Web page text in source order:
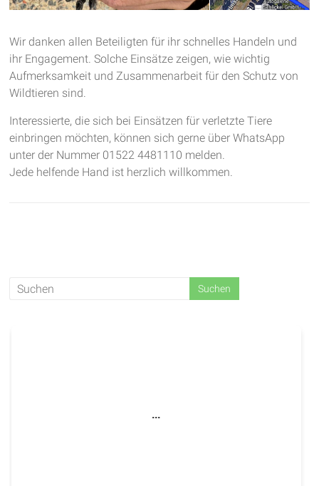
Wir danken allen Beteiligten für ihr schnelles Handeln und
ihr Engagement. Solche Einsätze zeigen, wie wichtig
Aufmerksamkeit und Zusammenarbeit für den Schutz von
Wildtieren sind.
Interessierte, die sich bei Einsätzen für verletzte Tiere
einbringen möchten, können sich gerne über WhatsApp
unter der Nummer 01522 4481110 melden.
Jede helfende Hand ist herzlich willkommen.